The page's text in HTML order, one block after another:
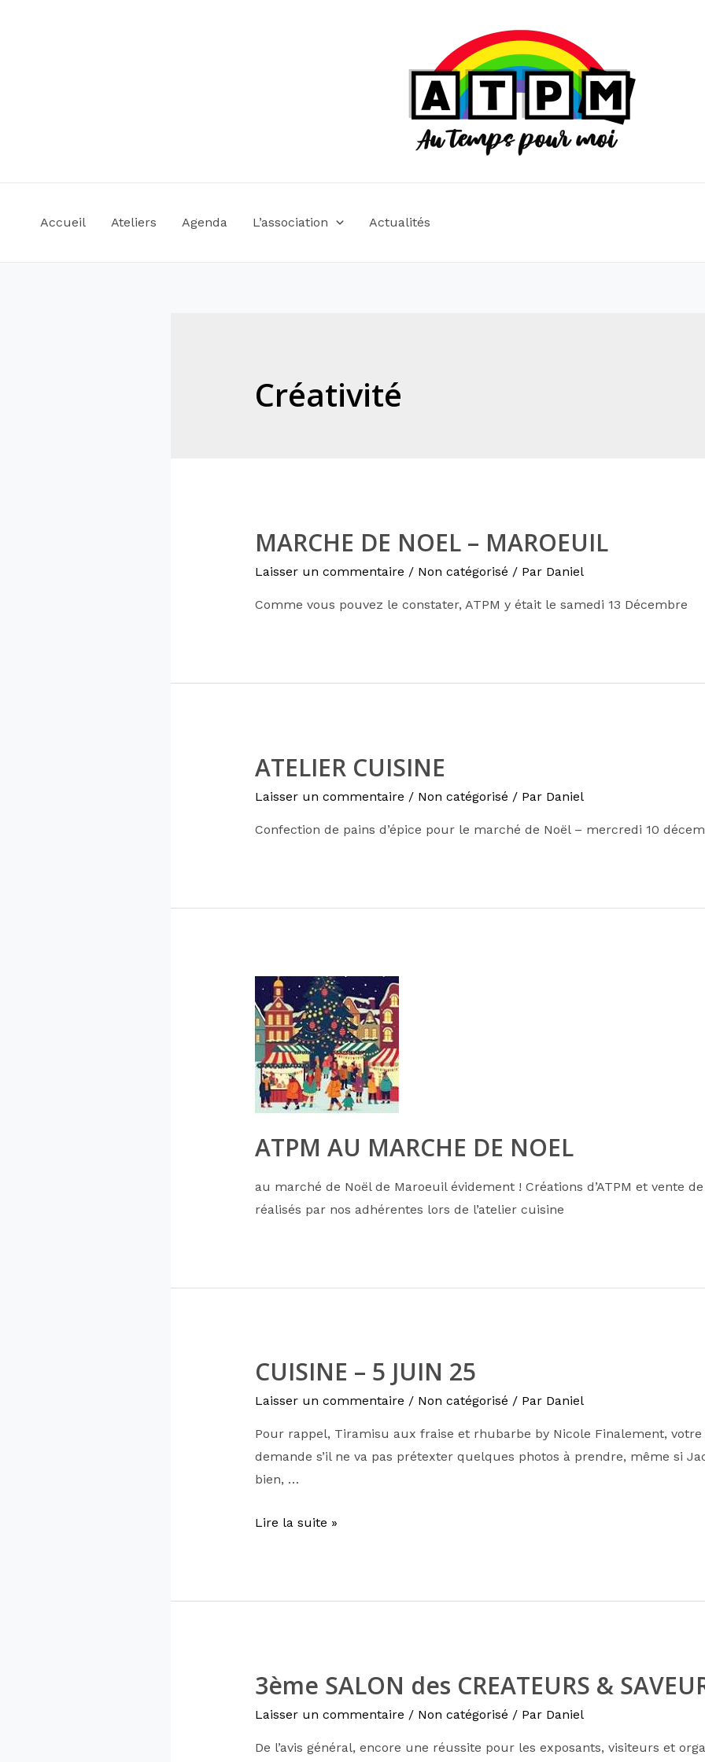
Accueil Ateliers Agenda L’association Actualités
Créativité
MARCHE DE NOEL – MAROEUIL
Laisser un commentaire / Non catégorisé / Par Daniel
Comme vous pouvez le constater, ATPM y était le samedi 13 Décembre
ATELIER CUISINE
Laisser un commentaire / Non catégorisé / Par Daniel
Confection de pains d’épice pour le marché de Noël – mercredi 10
ATPM AU MARCHE DE NOEL
au marché de Noël de Maroeuil évidement ! Créations d’ATPM et vente de
réalisés par nos adhérentes lors de l’atelier cuisine
CUISINE – 5 JUIN 25
Laisser un commentaire / Non catégorisé / Par Daniel
Pour rappel, Tiramisu aux fraise et rhubarbe by Nicole Finalement, votre
demande s’il ne va pas prétexter quelques photos à prendre, même si
bien, …
Lire la suite »
3ème SALON des CREATEURS &
Laisser un commentaire / Non catégorisé / Par Daniel
De l’avis général, encore une réussite pour les exposants, visiteurs et